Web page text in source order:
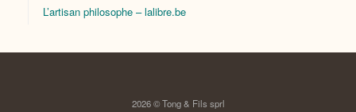
L’artisan philosophe – lalibre.be
2026 © Tong & Fils sprl